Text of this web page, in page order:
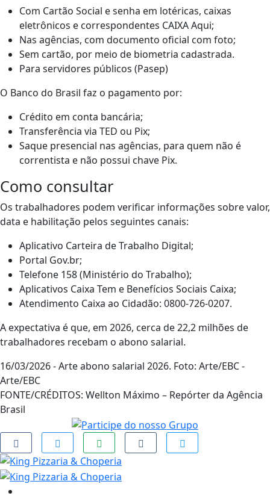
Com Cartão Social e senha em lotéricas, caixas
eletrônicos e correspondentes CAIXA Aqui;
Nas agências, com documento oficial com foto;
Sem cartão, por meio de biometria cadastrada.
Para servidores públicos (Pasep)
O Banco do Brasil faz o pagamento por:
Crédito em conta bancária;
Transferência via TED ou Pix;
Saque presencial nas agências, para quem não é
correntista e não possui chave Pix.
Como consultar
Os trabalhadores podem verificar informações sobre valor,
data e habilitação pelos seguintes canais:
Aplicativo Carteira de Trabalho Digital;
Portal Gov.br;
Telefone 158 (Ministério do Trabalho);
Aplicativos Caixa Tem e Benefícios Sociais Caixa;
Atendimento Caixa ao Cidadão: 0800-726-0207.
A expectativa é que, em 2026, cerca de 22,2 milhões de
trabalhadores recebam o abono salarial.
16/03/2026 - Arte abono salarial 2026. Foto: Arte/EBC -
Arte/EBC
FONTE/CRÉDITOS: Wellton Máximo – Repórter da Agência
Brasil